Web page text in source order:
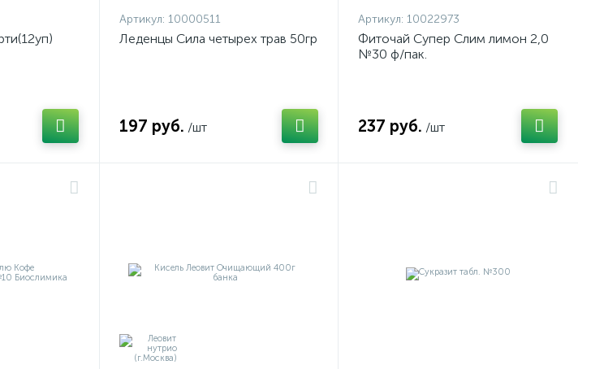
Артикул: 10000511
Леденцы Сила четырех трав 50гр
197 руб. /шт
Артикул: 10022973
Фиточай Супер Слим лимон 2,0
№30 ф/пак.
237 руб. /шт